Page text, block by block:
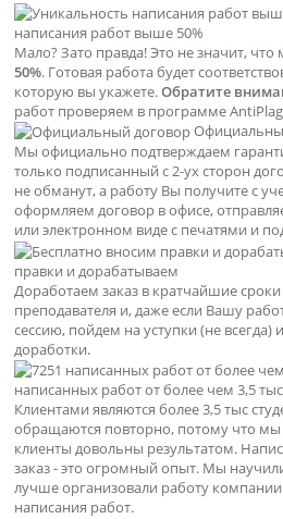
написания работ выше 50%
Мало? Зато правда! Это не значит,
50%. Готовая работа будет
которую вы укажете.Обратите
работ проверяем в программе
Мы официально подтверждаем
только подписанный с 2-ух сторон
не обманут, а работу Вы получите с
оформляем договор в офисе,
или электронном виде с печатями и
правки и дорабатываем
Доработаем заказ в кратчайшие
преподавателя и, даже если Вашу
сессию, пойдем на уступки (не
доработки.
написанных работ от более чем 3,5
Клиентами являются более 3,5 тыс
обращаются повторно, потому что мы
клиенты довольны результатом.
заказ - это огромный опыт. Мы
лучше организовали работу
написания работ.